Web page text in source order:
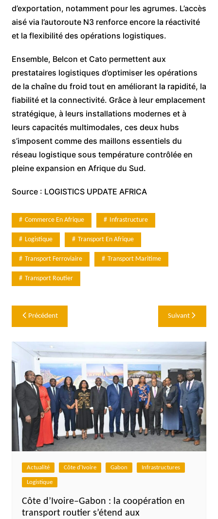
d’exportation, notamment pour les agrumes. L’accès
aisé via l’autoroute N3 renforce encore la réactivité
et la flexibilité des opérations logistiques.
Ensemble, Belcon et Cato permettent aux
prestataires logistiques d’optimiser les opérations
de la chaîne du froid tout en améliorant la rapidité, la
fiabilité et la connectivité. Grâce à leur emplacement
stratégique, à leurs installations modernes et à
leurs capacités multimodales, ces deux hubs
s’imposent comme des maillons essentiels du
réseau logistique sous température contrôlée en
pleine expansion en Afrique du Sud.
Source : LOGISTICS UPDATE AFRICA
Commerce En Afrique Infrastructure
Logistique Transport En Afrique
Transport Ferroviaire Transport Maritime
Transport Routier
Navigation
de
l’article
Précédent Suivant
Actualité Côte d'Ivoire Gabon Infrastructures
Logistique
Côte d’Ivoire–Gabon : la coopération en
transport routier s’étend aux